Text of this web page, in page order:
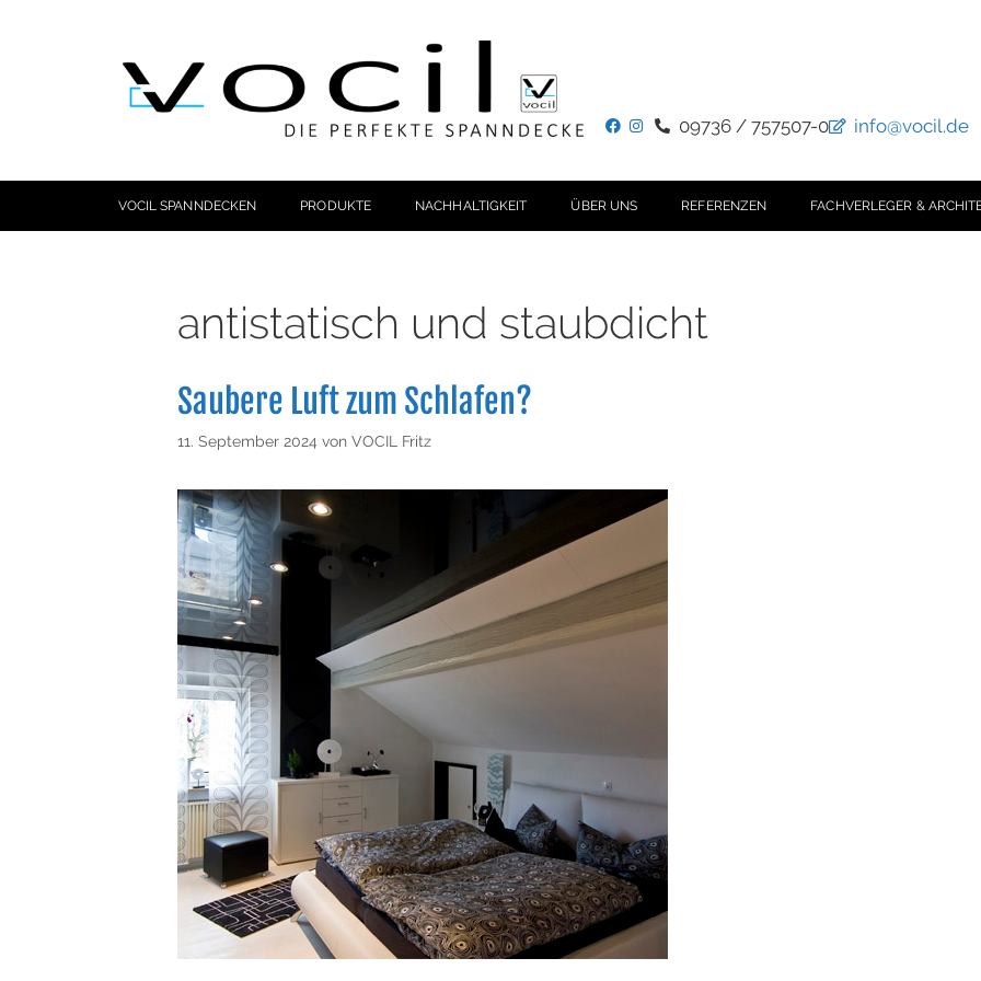
09736 / 757507-0 info@vocil.de
VOCIL SPANNDECKEN PRODUKTE NACHHALTIGKEIT ÜBER UNS REFERENZEN FACHVERLEGER &
antistatisch und staubdicht
Saubere Luft zum Schlafen?
11. September 2024 von VOCIL Fritz